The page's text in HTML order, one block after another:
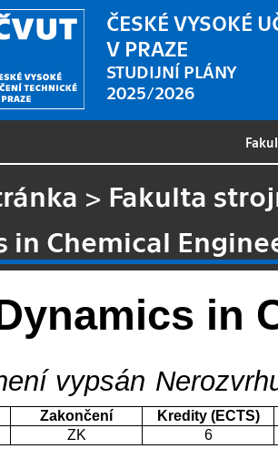
ČESKÉ VYSOKÉ
V PRAZE
STUDIJNÍ PLÁNY
2025/2026
> Fakulta
in Chemical
in
vypsán
Zakončení
Kredity (ECTS)
ZK 6